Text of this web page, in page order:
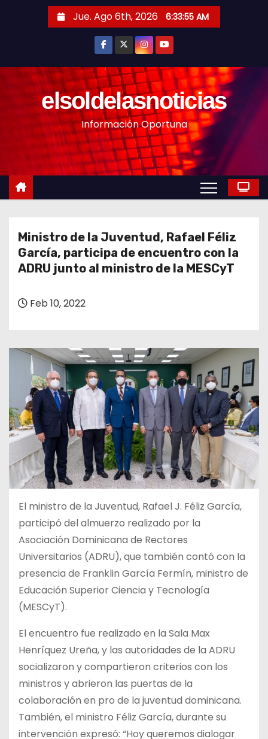
n
Jue. Ago 6th, 2026 6:33:57 AM
elsoldelasnoticias
Información Oportuna
Ministro de la Juventud, Rafael Féliz
García, participa de encuentro con la
ADRU junto al ministro de la MESCyT
Feb 10, 2022
El ministro de la Juventud, Rafael J. Féliz García,
participó del almuerzo realizado por la
Asociación Dominicana de Rectores
Universitarios (ADRU), que también contó con la
presencia de Franklin García Fermín, ministro de
Educación Superior Ciencia y Tecnología
(MESCyT).
El encuentro fue realizado en la Sala Max
Henríquez Ureña, y las autoridades de la ADRU
socializaron y compartieron criterios con los
ministros y abrieron las puertas de la
colaboración en pro de la juventud dominicana.
También, el ministro Féliz García, durante su
intervención expresó: “Hoy queremos dialogar